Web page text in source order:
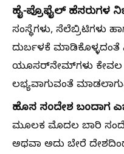
ಹೈ-ಪ್ರೊಫೈಲ್ ಹೆಸರುಗಳ
ಸಂಸ್ಥೆಗಳು, ಸೆಲೆಬ್ರಿಟಿಗಳು
ದುರ್ಬಳಕೆ ಮಾಡಿಕೊಳ್ಳದಂತೆ
ಯೂಸರ್‌ನೇಮ್‌ಗಳು ಕೇವಲ
ಲಭ್ಯವಾಗುವಂತೆ
ಹೊಸ ಸಂದೇಶ ಬಂದಾಗ
ಮೂಲಕ ಮೊದಲ ಬಾರಿ
ಅಥವಾ ಅದು ಬೇರೆ